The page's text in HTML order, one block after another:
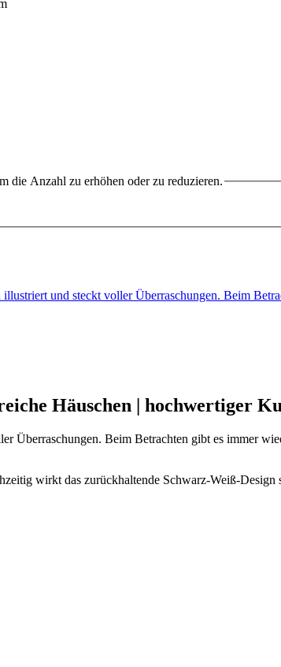
die Anzahl zu erhöhen oder zu reduzieren.
und steckt voller Überraschungen. Beim
Häuschen | hochwertiger
Überraschungen. Beim Betrachten gibt es immer
wirkt das zurückhaltende Schwarz-Weiß-Design